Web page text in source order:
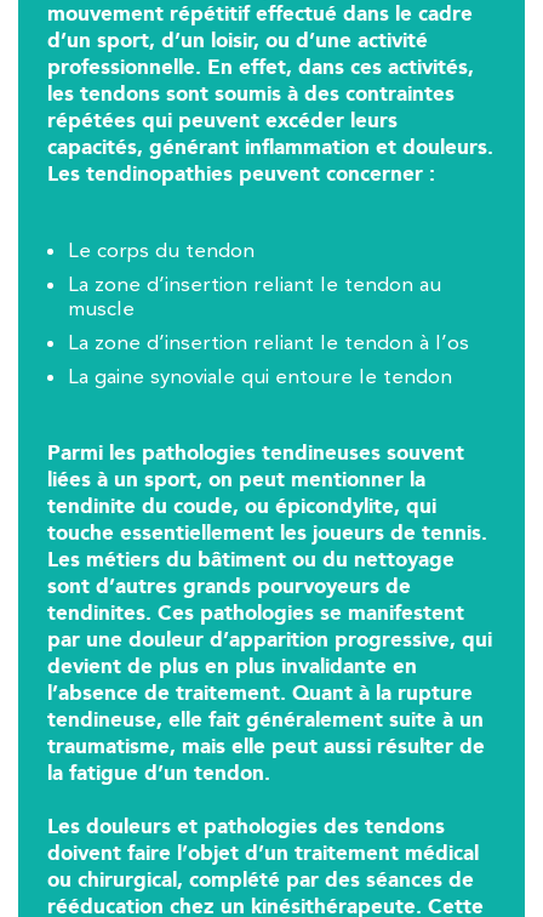
mouvement répétitif effectué dans le cadre
d’un sport, d’un loisir, ou d’une activité
professionnelle. En effet, dans ces activités,
les tendons sont soumis à des contraintes
répétées qui peuvent excéder leurs
capacités, générant inflammation et douleurs.
Les tendinopathies peuvent concerner :
Le corps du tendon
La zone d’insertion reliant le tendon au
muscle
La zone d’insertion reliant le tendon à l’os
La gaine synoviale qui entoure le tendon
Parmi les pathologies tendineuses souvent
liées à un sport, on peut mentionner la
tendinite du coude, ou épicondylite, qui
touche essentiellement les joueurs de tennis.
Les métiers du bâtiment ou du nettoyage
sont d’autres grands pourvoyeurs de
tendinites. Ces pathologies se manifestent
par une douleur d’apparition progressive, qui
devient de plus en plus invalidante en
l’absence de traitement. Quant à la rupture
tendineuse, elle fait généralement suite à un
traumatisme, mais elle peut aussi résulter de
la fatigue d’un tendon.
Les douleurs et pathologies des tendons
doivent faire l’objet d’un traitement médical
ou chirurgical, complété par des séances de
rééducation chez un kinésithérapeute. Cette
IK Paris 16 – Trocadéro
8 Avenue de Camoens 75116 Paris
8 Avenue de Camoens 75116 Paris
01 42 15 22 46
PRENEZ RDV SUR
PRENEZ RDV SUR
Kinésithérapie
12 Rue César Franck 75015 Paris
12 Rue César Franck 75015 Paris
01 43 31 00 33
PRENEZ RDV SUR
IK Paris 6 – Cassette
1 Rue Cassette 75006 Paris
PRENEZ RDV SUR
PRENEZ RDV SUR
Kinésithérapie